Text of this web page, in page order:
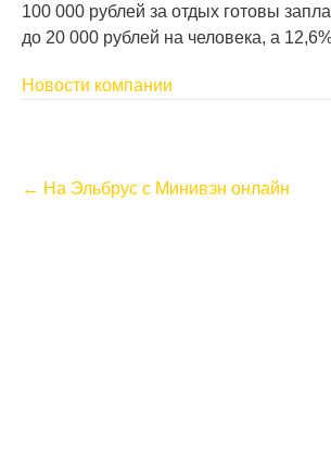
100 000 рублей за отдых готовы
до 20 000 рублей на человека, а
Новости компании
o
← На Эльбрус с Минивэн онлайн